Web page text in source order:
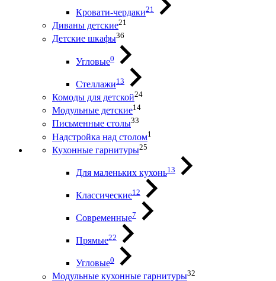
Кровати-чердаки21
Диваны детские21
Детские шкафы36
Угловые0
Стеллажи13
Комоды для детской24
Модульные детские14
Письменные столы33
Надстройка над столом1
Кухонные гарнитуры25
Для маленьких кухонь13
Классические12
Современные7
Прямые22
Угловые0
Модульные кухонные гарнитуры32